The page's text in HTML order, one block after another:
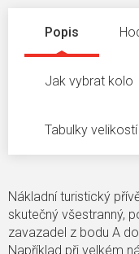
Popis
Jak vybrat kolo
Tabulky velikostí
Nákladní turistický
skutečný všestranný,
zavazadel z bodu A
Například při velkém